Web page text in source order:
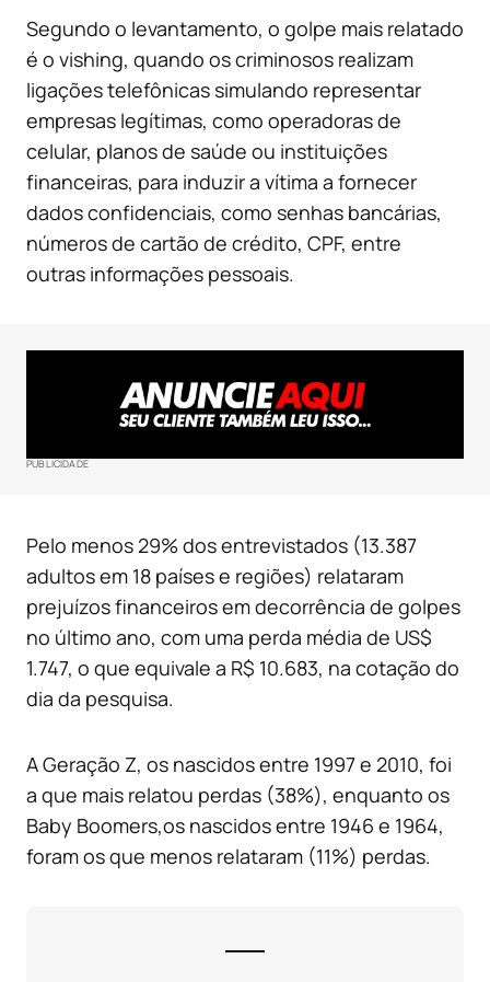
Segundo o levantamento, o golpe mais relatado
é o vishing, quando os criminosos realizam
ligações telefônicas simulando representar
empresas legítimas, como operadoras de
celular, planos de saúde ou instituições
financeiras, para induzir a vítima a fornecer
dados confidenciais, como senhas bancárias,
números de cartão de crédito, CPF, entre
outras informações pessoais.
PUBLICIDADE
Pelo menos 29% dos entrevistados (13.387
adultos em 18 países e regiões) relataram
prejuízos financeiros em decorrência de golpes
no último ano, com uma perda média de US$
1.747, o que equivale a R$ 10.683, na cotação do
dia da pesquisa.
A Geração Z, os nascidos entre 1997 e 2010, foi
a que mais relatou perdas (38%), enquanto os
Baby Boomers,os nascidos entre 1946 e 1964,
foram os que menos relataram (11%) perdas.